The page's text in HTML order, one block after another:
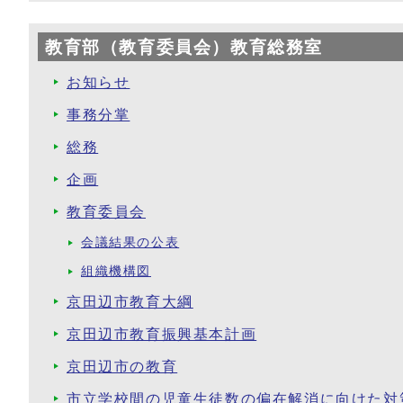
教育部（教育委員会）教育総務室
お知らせ
事務分掌
総務
企画
教育委員会
会議結果の公表
組織機構図
京田辺市教育大綱
京田辺市教育振興基本計画
京田辺市の教育
市立学校間の児童生徒数の偏在解消に向けた対